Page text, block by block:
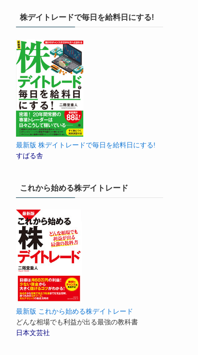
株デイトレードで毎日を給料日にする!
最新版 株デイトレードで毎日を給料日にする!
すばる舎
これから始める株デイトレード
最新版 これから始める株デイトレード
どんな相場でも利益が出る最強の教科書
日本文芸社